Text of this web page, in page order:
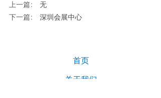
上一篇：
无
下一篇：
深圳会展中心
首页
关于我们